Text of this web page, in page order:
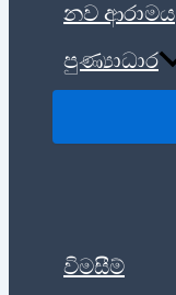
නව ආරාමය
පුණ්‍යාධාර
විමසීම්